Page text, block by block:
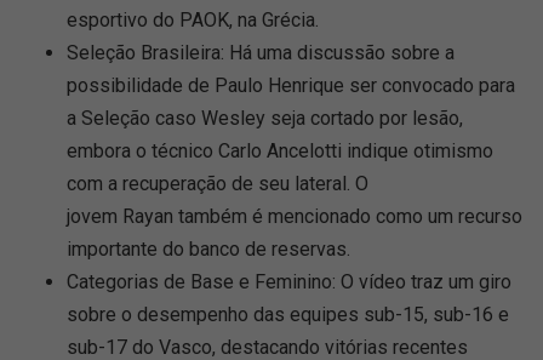
esportivo do PAOK, na Grécia.
Seleção Brasileira: Há uma discussão sobre a
possibilidade de Paulo Henrique ser convocado para
a Seleção caso Wesley seja cortado por lesão,
embora o técnico Carlo Ancelotti indique otimismo
com a recuperação de seu lateral. O
jovem Rayan também é mencionado como um recurso
importante do banco de reservas.
Categorias de Base e Feminino: O vídeo traz um giro
sobre o desempenho das equipes sub-15, sub-16 e
sub-17 do Vasco, destacando vitórias recentes